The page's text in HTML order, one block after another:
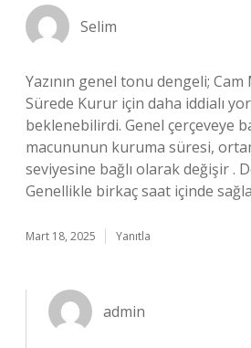
Selim
Yazının genel tonu dengeli;
Sürede Kurur için daha iddialı
beklenebilirdi. Genel çerçeveye
macununun kuruma süresi,
seviyesine bağlı olarak değişir .
Genellikle birkaç saat içinde
Mart 18, 2025 Yanıtla
admin